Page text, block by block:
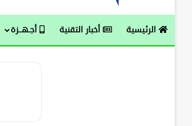
الرئيسية أخبار التقنية أجـهــزة